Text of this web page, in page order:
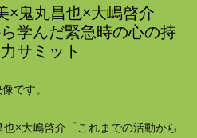
×鬼丸昌也×大嶋啓介
学んだ緊急時の心の持
サミット
です。
×大嶋啓介「これまでの活動から